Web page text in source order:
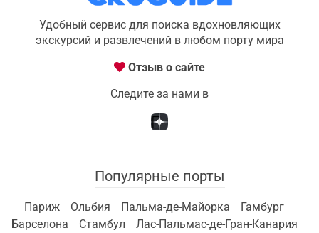
Удобный сервис для поиска вдохновляющих
экскурсий и развлечений в любом порту мира
Отзыв о сайте
Следите за нами в
Популярные порты
Париж Ольбия Пальма-де-Майорка
Гамбург
Барселона
Стамбул
Лас-Пальмас-де-Гран-Канария